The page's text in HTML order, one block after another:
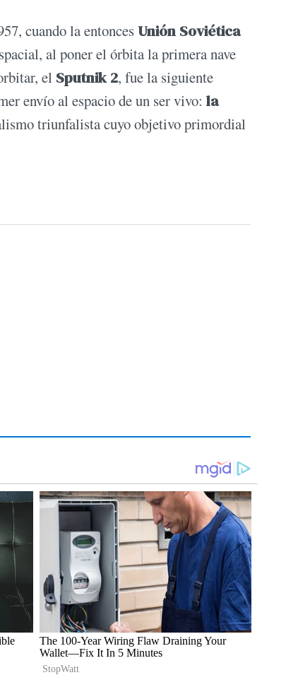
cuando la entoncesUnión Soviética
al poner el órbita la primera nave
el Sputnik 2, fue la siguiente
envío al espacio de un ser vivo: la
triunfalista cuyo objetivo primordial